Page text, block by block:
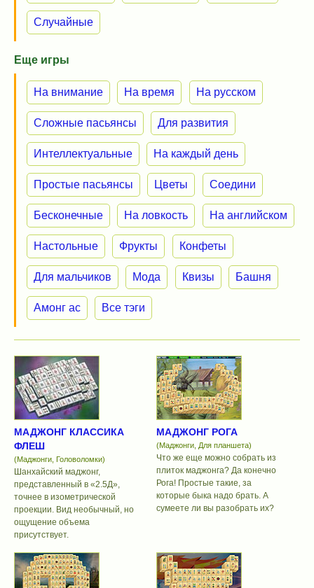
Случайные
Еще игры
На внимание На время На русском
Сложные пасьянсы Для развития
Интеллектуальные На каждый день
Простые пасьянсы Цветы Соедини
Бесконечные На ловкость На английском
Настольные Фрукты Конфеты
Для мальчиков Мода Квизы Башня
Амонг ас Все тэги
МАДЖОНГ КЛАССИКА
ФЛЕШ
(Маджонги, Головоломки)
Шанхайский маджонг,
представленный в «2.5Д»,
точнее в изометрической
проекции. Вид необычный, но
ощущение объема
присутствует.
МАДЖОНГ РОГА
(Маджонги, Для планшета)
Что же еще можно собрать из
плиток маджонга? Да конечно
Рога! Простые такие, за
которые быка надо брать. А
сумеете ли вы разобрать их?